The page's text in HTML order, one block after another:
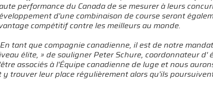
performance du Canada de se mesurer à leurs
d'une combinaison de course seront
compétitif contre les meilleurs au monde.
tant que compagnie canadienne, il est de notre
élite, » de souligner Peter Schure, coordonnateur
associés à l'Équipe canadienne de luge et nous
y trouver leur place régulièrement alors qu'ils